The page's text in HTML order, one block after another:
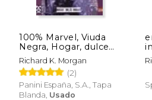
50%
dcto. $ 29.64
100% Marvel, Viuda
Negra, Hogar, dulce
hogar
Richard K. Morgan
(2)
Panini España, S.a., Tapa
Blanda, Usado